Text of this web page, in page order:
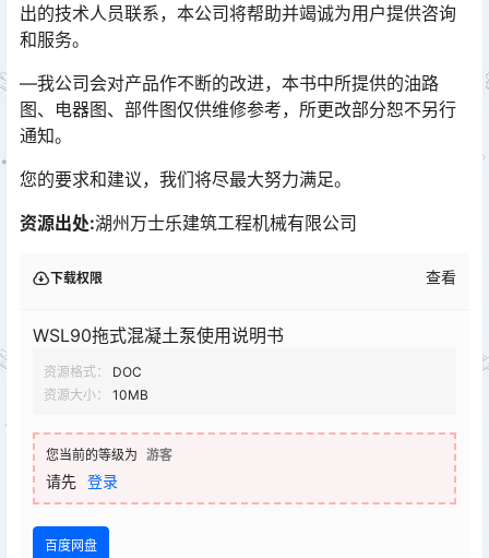
出的技术人员联系，本公司将帮助并竭诚为用户提供咨询
和服务。
—我公司会对产品作不断的改进，本书中所提供的油路
图、电器图、部件图仅供维修参考，所更改部分恕不另行
通知。
您的要求和建议，我们将尽最大努力满足。
资源出处:湖州万士乐建筑工程机械有限公司
下载权限 查看
WSL90拖式混凝土泵使用说明书
资源格式：
DOC
资源大小：
10MB
您当前的等级为 游客
请先 登录
百度网盘